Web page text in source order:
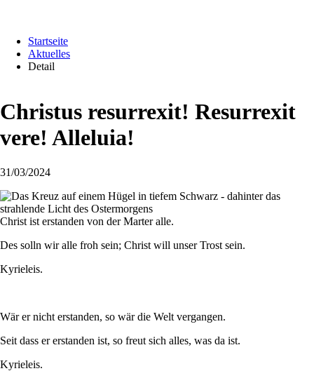
Startseite
Aktuelles
Detail
Christus resurrexit! Resurrexit
vere! Alleluia!
31/03/2024
Christ ist erstanden von der Marter alle.
Des solln wir alle froh sein; Christ will unser Trost sein.
Kyrieleis.
Wär er nicht erstanden, so wär die Welt vergangen.
Seit dass er erstanden ist, so freut sich alles, was da ist.
Kyrieleis.